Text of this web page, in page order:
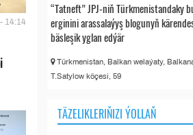
14:14
“Tatneft” JPJ-niň Türkmenistandaky
erginini arassalaýyş blogunyň
bäsleşik yglan edýär
Türkmenistan, Balkan welaýaty,
T.Satylow köçesi, 59
TÄZELIKLERIŇIZI ÝOLLAŇ